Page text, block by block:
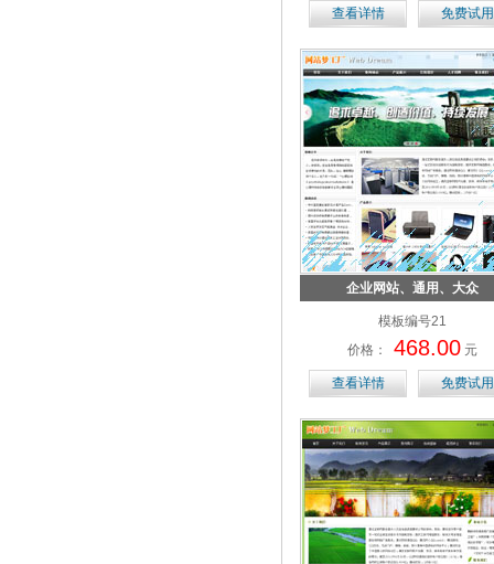
查看详情 免费试用
企业网站、通用、大众
模板编号21
价格：
468.00 元
查看详情 免费试用